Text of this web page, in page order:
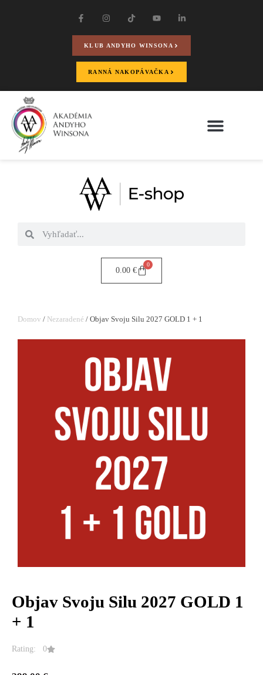
KLUB ANDYHO WINSONA
RANNÁ NAKOPÁVAČKA
0.00 €
0
Domov / Nezaradené / Objav Svoju Silu 2027 GOLD 1 + 1
Objav Svoju Silu 2027 GOLD 1
+ 1
Rating: 0